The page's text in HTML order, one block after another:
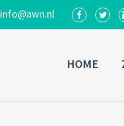
info@awn.nl
HOME